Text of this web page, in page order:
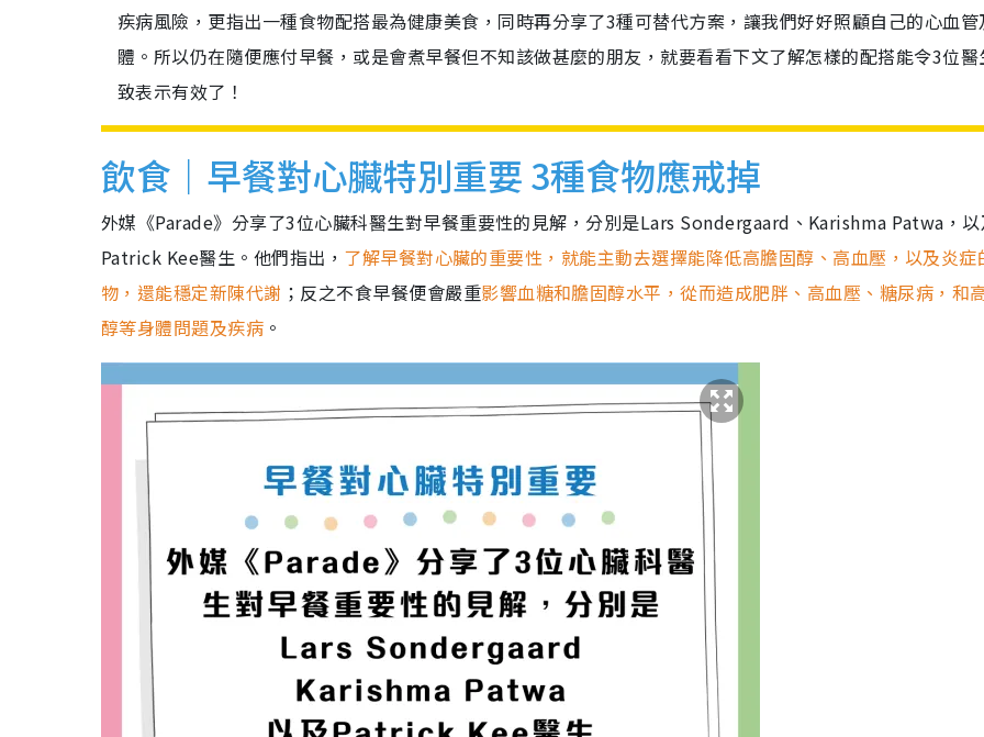
疾病風險，更指出一種食物配搭最為健康美食，同時再分享了3種可替代方案，讓我們好好照顧自己的心血管
體。所以仍在隨便應付早餐，或是會煮早餐但不知該做甚麼的朋友，就要看看下文了解怎樣的配搭能令3位醫
致表示有效了！
飲食｜早餐對心臟特別重要 3種食物應戒掉
外媒《Parade》分享了3位心臟科醫生對早餐重要性的見解，分別是Lars Sondergaard、Karishma Patwa，
Patrick Kee醫生。他們指出， 了解早餐對心臟的重要性，就能主動去選擇能降低高膽固醇、高血壓，以及炎症
物，還能穩定新陳代謝 ；反之不食早餐便會嚴重影響血糖和膽固醇水平，從而造成肥胖、高血壓、糖尿病，和
醇等身體問題及疾病 。